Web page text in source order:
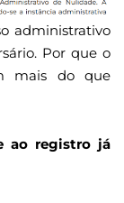
administrativo
Por que o
mais do que
ao registro já